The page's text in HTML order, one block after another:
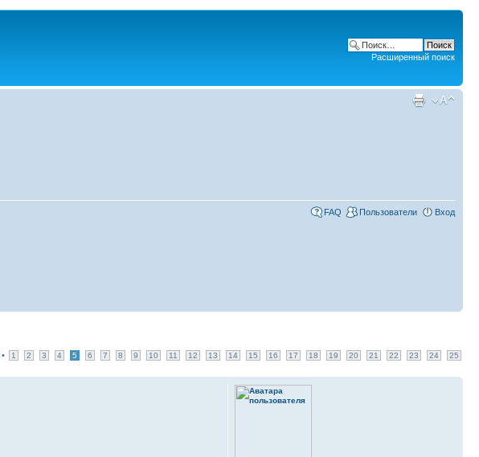
Расширенный поиск
FAQ Пользователи Вход
• 1 2 3 4 5 6 7 8 9 10 11 12 13 14 15 16 17 18 19 20 21 22 23 24 25